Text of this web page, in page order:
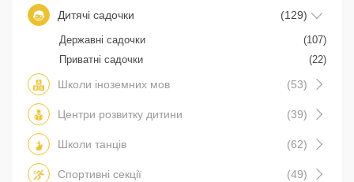
Дитячі садочки (129)
Державні садочки
(107)
Приватні садочки
(22)
Школи іноземних мов (53)
Центри розвитку дитини (39)
Школи танців (62)
Спортивні секції (49)